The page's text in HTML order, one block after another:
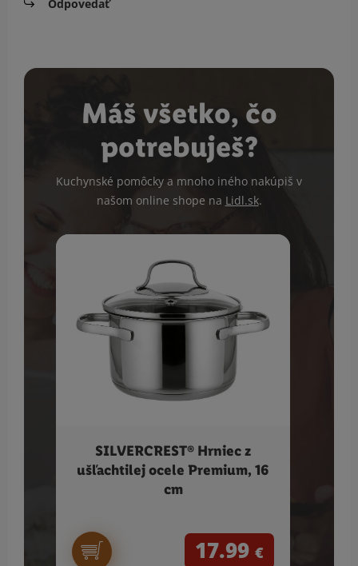
Odpovedať
Máš všetko, čo
potrebuješ?
Kuchynské pomôcky a mnoho iného nakúpiš v
našom online shope na Lidl.sk.
SILVERCREST® Hrniec z
ušľachtilej ocele Premium, 16
cm
17.99 €